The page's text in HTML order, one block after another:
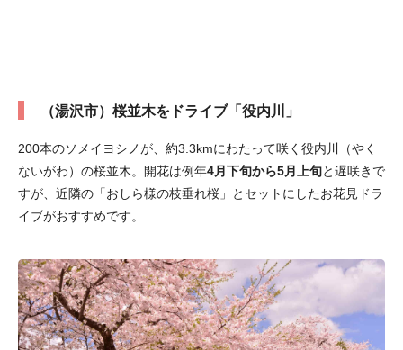
（湯沢市）桜並木をドライブ「役内川」
200本のソメイヨシノが、約3.3kmにわたって咲く役内川（やく
ないがわ）の桜並木。開花は例年4月下旬から5月上旬と遅咲きで
すが、近隣の「おしら様の枝垂れ桜」とセットにしたお花見ドラ
イブがおすすめです。